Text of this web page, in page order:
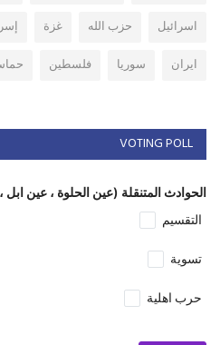
اسرائيل
حزب الله غزة
ايران
سوريا فلسطين
VOTING POLL
الحوادث المتنقلة (عين الحلوة ، عين ابل
التقسيم
تسوية
حرب اهلية